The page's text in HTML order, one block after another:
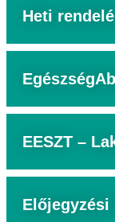
Heti
EESZT –